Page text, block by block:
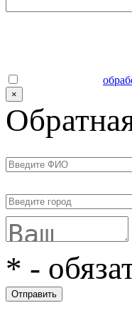
×
* -
Отправить